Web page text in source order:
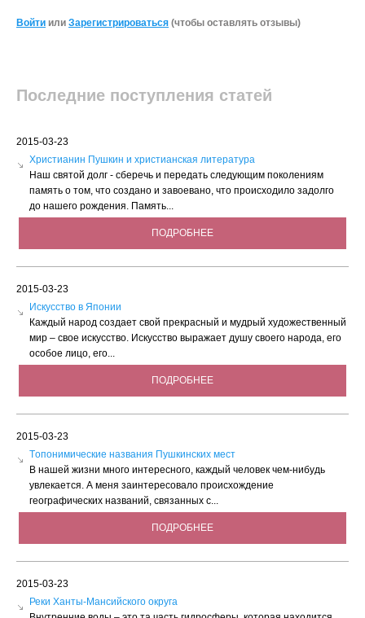
Войти или Зарегистрироваться (чтобы оставлять отзывы)
Последние поступления статей
2015-03-23
Христианин Пушкин и христианская литература
Наш святой долг - сберечь и передать следующим поколениям
память о том, что создано и завоевано, что происходило задолго
до нашего рождения. Память...
ПОДРОБНЕЕ
2015-03-23
Искусство в Японии
Каждый народ создает свой прекрасный и мудрый художественный
мир – свое искусство. Искусство выражает душу своего народа, его
особое лицо, его...
ПОДРОБНЕЕ
2015-03-23
Tопонимические названия Пушкинских мест
В нашей жизни много интересного, каждый человек чем-нибудь
увлекается. А меня заинтересовало происхождение
географических названий, связанных с...
ПОДРОБНЕЕ
2015-03-23
Реки Ханты-Мансийского округа